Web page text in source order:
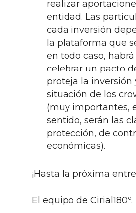
realizar
entidad. Las
cada inversión
la plataforma que
en todo caso,
celebrar un pacto
proteja la inversión
situación de los
(muy importantes,
sentido, serán las
protección, de
económicas).
¡Hasta la próxima
El equipo de Cirial180º.